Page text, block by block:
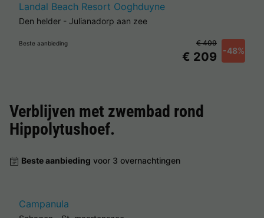
Landal Beach Resort Ooghduyne
Den helder - Julianadorp aan zee
Beste aanbieding
€ 209 -48%
€ 409
Verblijven met zwembad rond
Hippolytushoef.
Beste aanbieding voor 3 overnachtingen
Campanula